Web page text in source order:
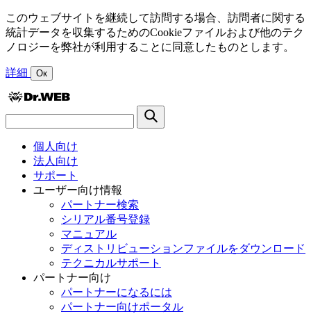
このウェブサイトを継続して訪問する場合、訪問者に関する
統計データを収集するためのCookieファイルおよび他のテク
ノロジーを弊社が利用することに同意したものとします。
詳細 Ок
個人向け
法人向け
サポート
ユーザー向け情報
パートナー検索
シリアル番号登録
マニュアル
ディストリビューションファイルをダウンロード
テクニカルサポート
パートナー向け
パートナーになるには
パートナー向けポータル